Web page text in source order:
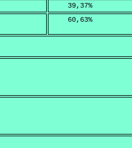
    39,37
%
    60,63
%